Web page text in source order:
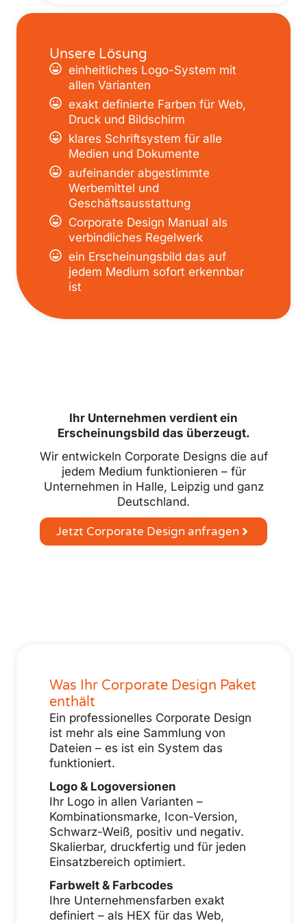
Unsere Lösung
einheitliches Logo-System mit
allen Varianten
exakt definierte Farben für Web,
Druck und Bildschirm
klares Schriftsystem für alle
Medien und Dokumente
aufeinander abgestimmte
Werbemittel und
Geschäftsausstattung
Corporate Design Manual als
verbindliches Regelwerk
ein Erscheinungsbild das auf
jedem Medium sofort erkennbar
ist
Ihr Unternehmen verdient ein
Erscheinungsbild das überzeugt.
Wir entwickeln Corporate Designs die auf
jedem Medium funktionieren – für
Unternehmen in Halle, Leipzig und ganz
Deutschland.
Jetzt Corporate Design anfragen
Was Ihr Corporate Design Paket
enthält
Ein professionelles Corporate Design
ist mehr als eine Sammlung von
Dateien – es ist ein System das
funktioniert.
Logo & Logoversionen
Ihr Logo in allen Varianten –
Kombinationsmarke, Icon-Version,
Schwarz-Weiß, positiv und negativ.
Skalierbar, druckfertig und für jeden
Einsatzbereich optimiert.
Farbwelt & Farbcodes
Ihre Unternehmensfarben exakt
definiert – als HEX für das Web,